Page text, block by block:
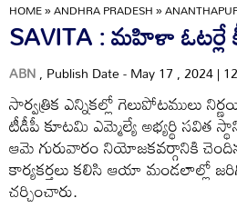
HOME»ANDHRA PRADESH»
SAVITA : మహిళా ఓటర్లే
ABN, Publish Date - May 17 , 2024 |
సార్వత్రిక ఎన్నికల్లో గెలుపోటములు
టీడీపీ కూటమి ఎమ్మెల్యే అభ్యర్థి సవిత
ఆమె గురువారం నియోజకవర్గానికి
కార్యకర్తలు కలిసి ఆయా మండలాల్లో
చర్చించారు.